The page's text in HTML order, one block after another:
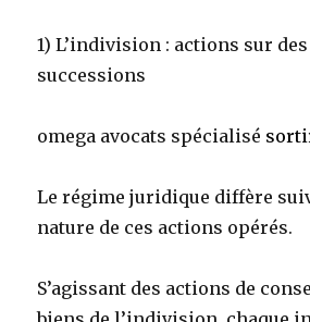
1) L’indivision : actions sur
successions
omega avocats spécialisé
Le régime juridique diffère
nature de ces actions opérés.
S’agissant des actions de